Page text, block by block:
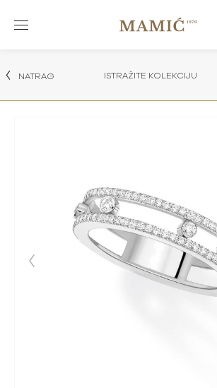
NATRAG ISTRAŽITE KOLEKCIJU